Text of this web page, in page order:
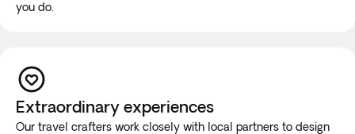
you do.
Extraordinary experiences
Our travel crafters work closely with local partners to design